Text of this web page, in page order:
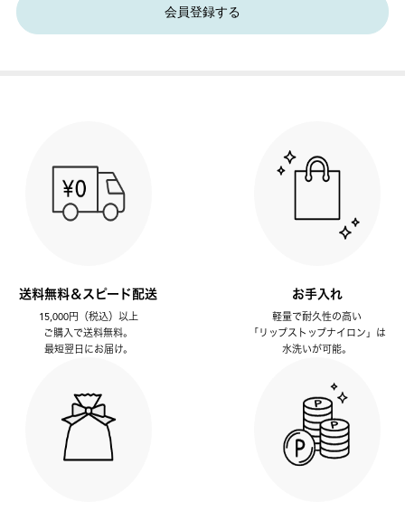
会員登録する
送料無料＆スピード配送
15,000円（税込）以上
ご購入で送料無料。
最短翌日にお届け。
お手入れ
軽量で耐久性の高い
「リップストップナイロン」は
水洗いが可能。